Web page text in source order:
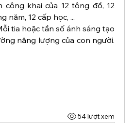
khai của 12 tông đồ, 12
năm, 12 cấp học, ...
tia hoặc tần số ánh sáng tạo
năng lượng của con người.
54 lượt xem